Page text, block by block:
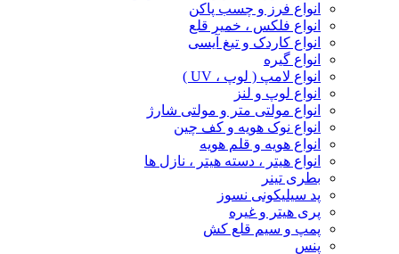
انواع فرز و چسب پاکن
انواع فلکس ، خمیر قلع
انواع کاردک و تیغ آیسی
انواع گیره
انواع لامپ ( لوپ ، UV )
انواع لوپ و لنز
انواع مولتی متر و مولتی شارژ
انواع نوک هویه و کف چین
انواع هویه و قلم هویه
انواع هیتر ، دسته هیتر ، نازل ها
بطری تینر
پد سیلیکونی نسوز
پری هیتر و غیره
پمپ و سیم قلع کش
پنس